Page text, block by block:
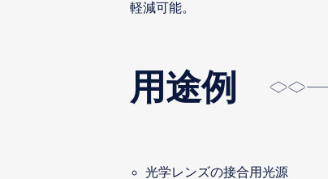
軽減可能。
用途例
光学レンズの接合用光源